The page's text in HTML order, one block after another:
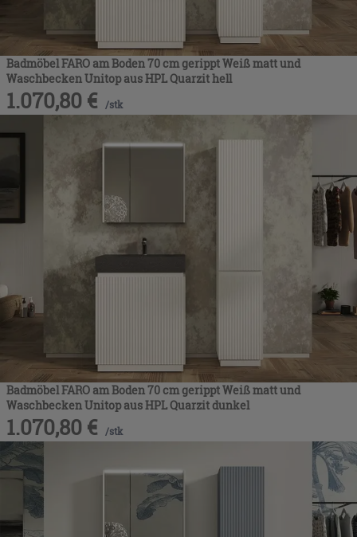
Badmöbel FARO am Boden 70 cm gerippt Weiß matt und
Waschbecken Unitop aus HPL Quarzit hell
1.070,80 € /stk
Badmöbel FARO am Boden 70 cm gerippt Weiß matt und
Waschbecken Unitop aus HPL Quarzit dunkel
1.070,80 € /stk